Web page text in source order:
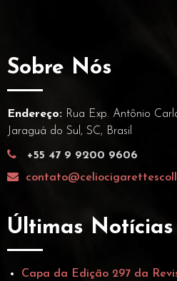
Sobre Nós
Endereço: Rua Exp. Antônio
Jaraguá do Sul, SC, Brasil
+55 47 9 9200 9606
Últimas Notícias
Capa da Edição 297 da